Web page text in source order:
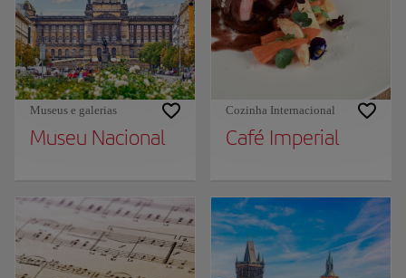
Museus e galerias
Museu Nacional
Cozinha Internacional
Café Imperial